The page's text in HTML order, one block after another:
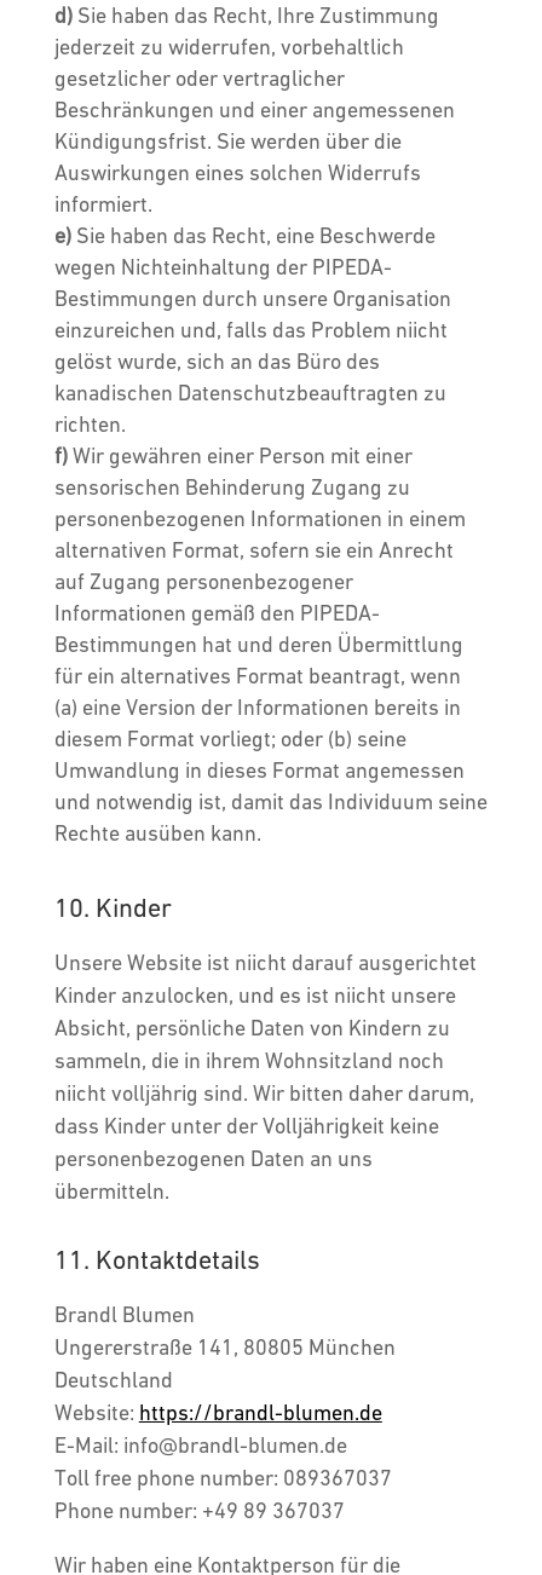
Sie haben das Recht, Ihre Zustimmung
jederzeit zu widerrufen, vorbehaltlich
gesetzlicher oder vertraglicher
Beschränkungen und einer angemessenen
Kündigungsfrist. Sie werden über die
Auswirkungen eines solchen Widerrufs
informiert.
Sie haben das Recht, eine Beschwerde
wegen Nichteinhaltung der PIPEDA-
Bestimmungen durch unsere Organisation
einzureichen und, falls das Problem niicht
gelöst wurde, sich an das Büro des
kanadischen Datenschutzbeauftragten zu
richten.
Wir gewähren einer Person mit einer
sensorischen Behinderung Zugang zu
personenbezogenen Informationen in einem
alternativen Format, sofern sie ein Anrecht
auf Zugang personenbezogener
Informationen gemäß den PIPEDA-
Bestimmungen hat und deren Übermittlung
für ein alternatives Format beantragt, wenn
(a) eine Version der Informationen bereits in
diesem Format vorliegt; oder (b) seine
Umwandlung in dieses Format angemessen
und notwendig ist, damit das Individuum seine
Rechte ausüben kann.
10. Kinder
Unsere Website ist niicht darauf ausgerichtet
Kinder anzulocken, und es ist niicht unsere
Absicht, persönliche Daten von Kindern zu
sammeln, die in ihrem Wohnsitzland noch
niicht volljährig sind. Wir bitten daher darum,
dass Kinder unter der Volljährigkeit keine
personenbezogenen Daten an uns
übermitteln.
11. Kontaktdetails
Brandl Blumen
Ungererstraße 141, 80805 München
Deutschland
Website: https://brandl-blumen.de
E-Mail: info@brandl-blumen.de
Toll free phone number: 089367037
Phone number: +49 89 367037
Wir haben eine Kontaktperson für die